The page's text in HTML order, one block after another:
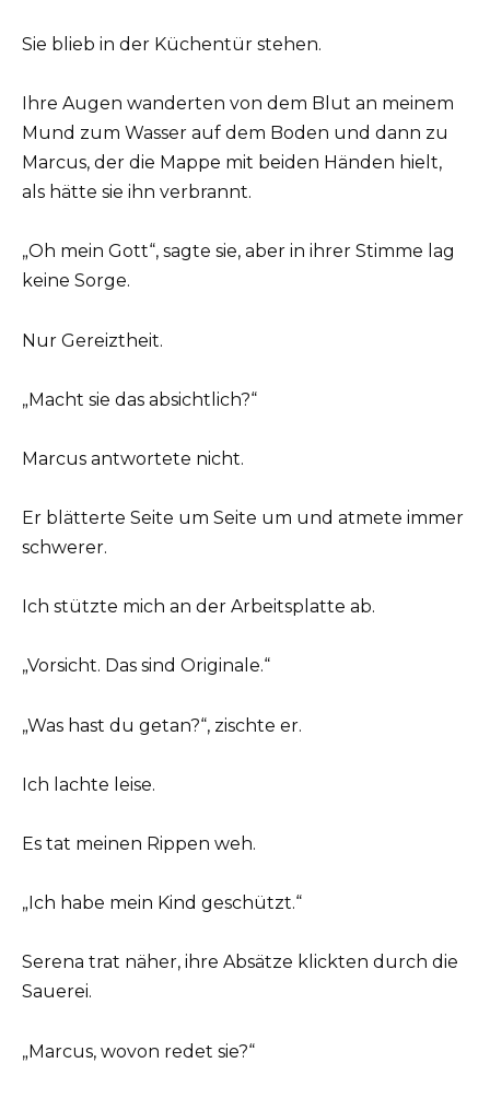
Sie blieb in der Küchentür stehen.
Ihre Augen wanderten von dem Blut an meinem
Mund zum Wasser auf dem Boden und dann zu
Marcus, der die Mappe mit beiden Händen hielt,
als hätte sie ihn verbrannt.
„Oh mein Gott“, sagte sie, aber in ihrer Stimme lag
keine Sorge.
Nur Gereiztheit.
„Macht sie das absichtlich?“
Marcus antwortete nicht.
Er blätterte Seite um Seite um und atmete immer
schwerer.
Ich stützte mich an der Arbeitsplatte ab.
„Vorsicht. Das sind Originale.“
„Was hast du getan?“, zischte er.
Ich lachte leise.
Es tat meinen Rippen weh.
„Ich habe mein Kind geschützt.“
Serena trat näher, ihre Absätze klickten durch die
Sauerei.
„Marcus, wovon redet sie?“